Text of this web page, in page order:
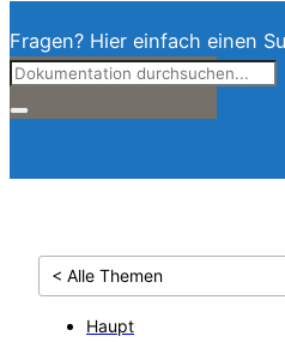
Fragen? Hier einfach einen
< Alle Themen
Haupt